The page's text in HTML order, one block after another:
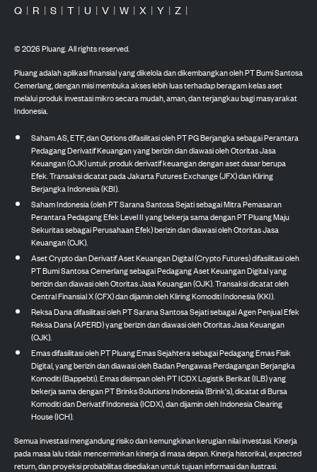
Q | R | S | T | U | V | W | X | Y | Z |
©2026Pluang. All rights reserved.
Pluang adalah aplikasi finansial yang dikelola dan dikembangkan oleh PT Bumi Santosa
Cemerlang, dengan misi membuka akses lebih luas terhadap beragam kelas aset
melalui produk investasi mikro secara mudah, aman, dan terjangkau bagi masyarakat
Indonesia.
Saham AS, ETF, dan Options difasilitasi oleh PT PG Berjangka sebagai Perantara
Pedagang Derivatif Keuangan yang berizin dan diawasi oleh Otoritas Jasa
Keuangan (OJK) untuk produk derivatif keuangan dengan aset dasar berupa
Efek. Transaksi dicatat pada Jakarta Futures Exchange (JFX) dan Kliring
Berjangka Indonesia (KBI).
Saham Indonesia (oleh PT Sarana Santosa Sejati sebagai Mitra Pemasaran
Perantara Pedagang Efek Level II yang bekerja sama dengan PT Pluang Maju
Sekuritas sebagai Perusahaan Efek) berizin dan diawasi oleh Otoritas Jasa
Keuangan (OJK).
Aset Crypto dan Derivatif Aset Keuangan Digital (Crypto Futures) difasilitasi oleh
PT Bumi Santosa Cemerlang sebagai Pedagang Aset Keuangan Digital yang
berizin dan diawasi oleh Otoritas Jasa Keuangan (OJK). Transaksi dicatat oleh
Central Finansial X (CFX) dan dijamin oleh Kliring Komoditi Indonesia (KKI).
Reksa Dana difasilitasi oleh PT Sarana Santosa Sejati sebagai Agen Penjual Efek
Reksa Dana (APERD) yang berizin dan diawasi oleh Otoritas Jasa Keuangan
(OJK).
Emas difasilitasi oleh PT Pluang Emas Sejahtera sebagai Pedagang Emas Fisik
Digital, yang berizin dan diawasi oleh Badan Pengawas Perdagangan Berjangka
Komoditi (Bappebti). Emas disimpan oleh PT ICDX Logistik Berikat (ILB) yang
bekerja sama dengan PT Brinks Solutions Indonesia (Brink's), dicatat di Bursa
Komoditi dan Derivatif Indonesia (ICDX), dan dijamin oleh Indonesia Clearing
House (ICH).
Semua investasi mengandung risiko dan kemungkinan kerugian nilai investasi. Kinerja
pada masa lalu tidak mencerminkan kinerja di masa depan. Kinerja historikal, expected
return, dan proyeksi probabilitas disediakan untuk tujuan informasi dan ilustrasi.